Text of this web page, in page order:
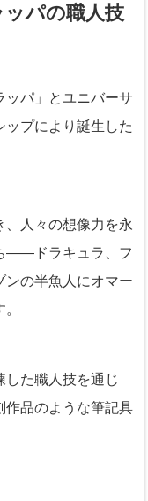
パの職人技
ッパ」とユニバーサ
ップにより誕生した
人々の想像力を永
――ドラキュラ、フ
ンの半魚人にオマー
した職人技を通じ
作品のような筆記具